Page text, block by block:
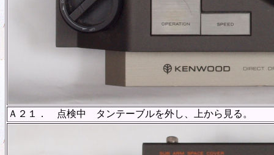
Ａ２１． 点検中 タンテーブルを外し、上から見る。